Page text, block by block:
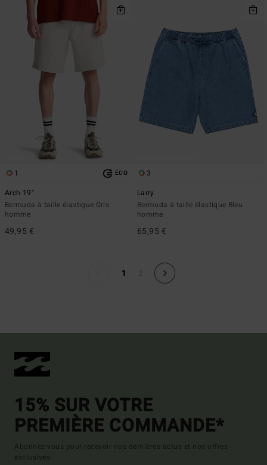
1 ÉCO
Arch 19"
Bermuda à taille élastique Gris
homme
49,95 €
3
Larry
Bermuda à taille élastique Bleu
homme
65,95 €
1
15% SUR VOTRE
PREMIÈRE COMMANDE*
Abonnez-vous pour recevoir nos dernières actus et nos offres
exclusives.